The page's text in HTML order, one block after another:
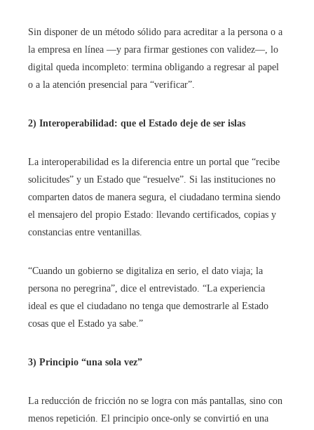
Sin disponer de un método sólido para acreditar a la persona o a
la empresa en línea —y para firmar gestiones con validez—, lo
digital queda incompleto: termina obligando a regresar al papel
o a la atención presencial para “verificar”.
2) Interoperabilidad: que el Estado deje de ser islas
La interoperabilidad es la diferencia entre un portal que “recibe
solicitudes” y un Estado que “resuelve”. Si las instituciones no
comparten datos de manera segura, el ciudadano termina siendo
el mensajero del propio Estado: llevando certificados, copias y
constancias entre ventanillas.
“Cuando un gobierno se digitaliza en serio, el dato viaja; la
persona no peregrina”, dice el entrevistado. “La experiencia
ideal es que el ciudadano no tenga que demostrarle al Estado
cosas que el Estado ya sabe.”
3) Principio “una sola vez”
La reducción de fricción no se logra con más pantallas, sino con
menos repetición. El principio once-only se convirtió en una